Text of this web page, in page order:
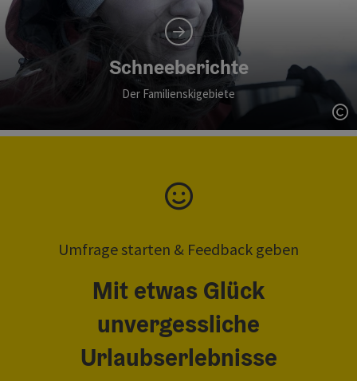
Schneeberichte
Der Familienskigebiete
Umfrage starten & Feedback geben
Mit etwas Glück
unvergessliche
Urlaubserlebnisse